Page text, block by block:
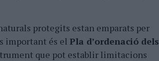
protegits estan emparats per
important és el Pla d’ordenació dels
que pot establir limitacions